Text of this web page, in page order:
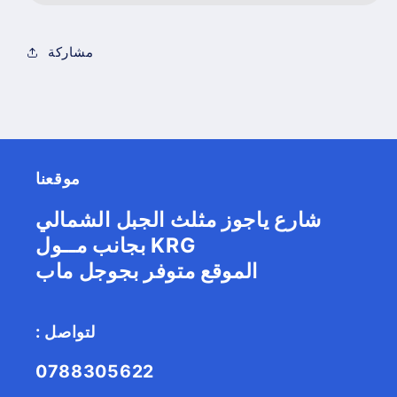
مشاركة
موقعنا
شارع ياجوز مثلث الجبل الشمالي
بجانب مــول KRG
الموقع متوفر بجوجل ماب
: لتواصل
0788305622